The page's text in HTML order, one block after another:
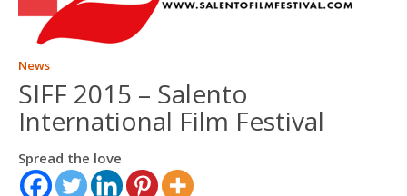
FRANÇAIS
News
SIFF 2015 – Salento
International Film Festival
Spread the love